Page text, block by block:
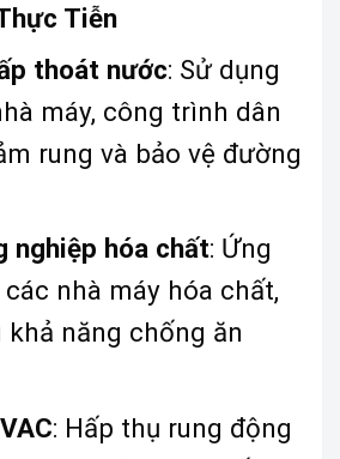
Tiễn
thoát nước: Sử dụng
máy, công trình dân
rung và bảo vệ đường
nghiệp hóa chất: Ứng
nhà máy hóa chất,
khả năng chống ăn
: Hấp thụ rung động